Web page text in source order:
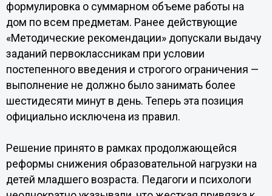
формулировка о суммарном объеме работы на
дом по всем предметам. Ранее действующие
«Методические рекомендации» допускали выдачу
заданий первоклассникам при условии
постепенного введения и строгого ограничения —
выполнение не должно было занимать более
шестидесяти минут в день. Теперь эта позиция
официально исключена из правил.
Решение принято в рамках продолжающейся
реформы снижения образовательной нагрузки на
детей младшего возраста. Педагоги и психологи